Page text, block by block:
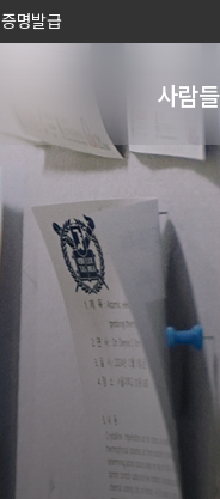
증명발급
사람들